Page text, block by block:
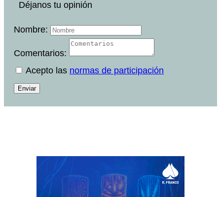
Déjanos tu opinión
Nombre:
Comentarios:
Acepto las normas de participación
Enviar